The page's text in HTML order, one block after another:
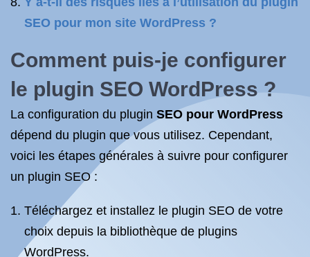
SEO pour mon site WordPress ?
Comment puis-je configurer
le plugin SEO WordPress ?
La configuration du plugin SEO pour WordPress
dépend du plugin que vous utilisez. Cependant,
voici les étapes générales à suivre pour configurer
un plugin SEO :
Téléchargez et installez le plugin SEO de votre
choix depuis la bibliothèque de plugins
WordPress.